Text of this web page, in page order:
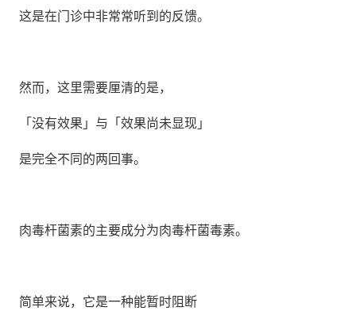
这是在门诊中非常常听到的反馈。
然而，这里需要厘清的是，
「没有效果」与「效果尚未显现」
是完全不同的两回事。
肉毒杆菌素的主要成分为肉毒杆菌毒素。
简单来说，它是一种能暂时阻断